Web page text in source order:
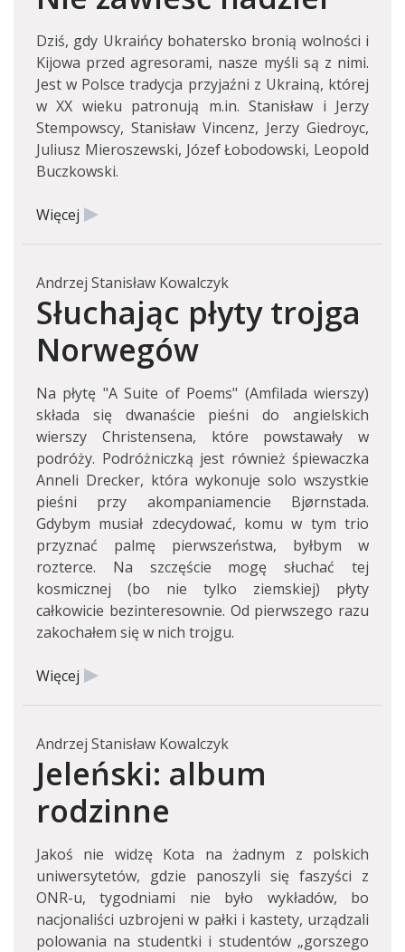
Dziś, gdy Ukraińcy bohatersko bronią wolności i
Kijowa przed agresorami, nasze myśli są z nimi.
Jest w Polsce tradycja przyjaźni z Ukrainą, której
w XX wieku patronują m.in. Stanisław i Jerzy
Stempowscy, Stanisław Vincenz, Jerzy Giedroyc,
Juliusz Mieroszewski, Józef Łobodowski, Leopold
Buczkowski.
Więcej
Andrzej Stanisław Kowalczyk
Słuchając płyty trojga
Norwegów
Na płytę "A Suite of Poems" (Amfilada wierszy)
składa się dwanaście pieśni do angielskich
wierszy Christensena, które powstawały w
podróży. Podróżniczką jest również śpiewaczka
Anneli Drecker, która wykonuje solo wszystkie
pieśni przy akompaniamencie Bjørnstada.
Gdybym musiał zdecydować, komu w tym trio
przyznać palmę pierwszeństwa, byłbym w
rozterce. Na szczęście mogę słuchać tej
kosmicznej (bo nie tylko ziemskiej) płyty
całkowicie bezinteresownie. Od pierwszego razu
zakochałem się w nich trojgu.
Więcej
Andrzej Stanisław Kowalczyk
Jeleński: album
rodzinne
Jakoś nie widzę Kota na żadnym z polskich
uniwersytetów, gdzie panoszyli się faszyści z
ONR-u, tygodniami nie było wykładów, bo
nacjonaliści uzbrojeni w pałki i kastety, urządzali
polowania na studentki i studentów „gorszego